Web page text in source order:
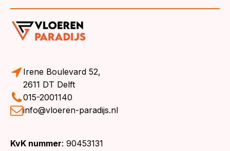
Irene Boulevard 52,
2611 DT Delft
015-2001140
info@vloeren-paradijs.nl
KvK nummer: 90453131